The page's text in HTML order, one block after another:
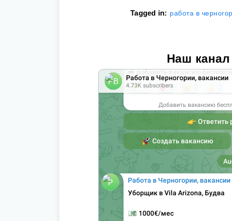
Tagged in: работа в
Наш канал